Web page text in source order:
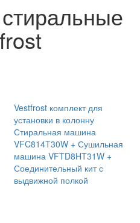
Vestfrost комплект для
установки в колонну
Стиральная машина
VFC814T30W + Сушильная
машина VFTD8HT31W +
Соединительный кит с
выдвижной полкой